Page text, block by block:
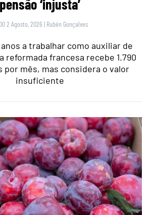
pensão ‘injusta’
2 Agosto, 2026 | Rubén Gonçalves
a trabalhar como auxiliar de
reformada francesa recebe 1.790
por mês, mas considera o valor
insuficiente